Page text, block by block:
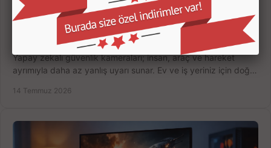
Yapay Zekalı Güvenlik Kameraları Nasıl Seçilir?
Yapay zekalı güvenlik kameraları; insan, araç ve hareket
ayrımıyla daha az yanlış uyarı sunar. Ev ve iş yeriniz için doğru
14 Temmuz 2026